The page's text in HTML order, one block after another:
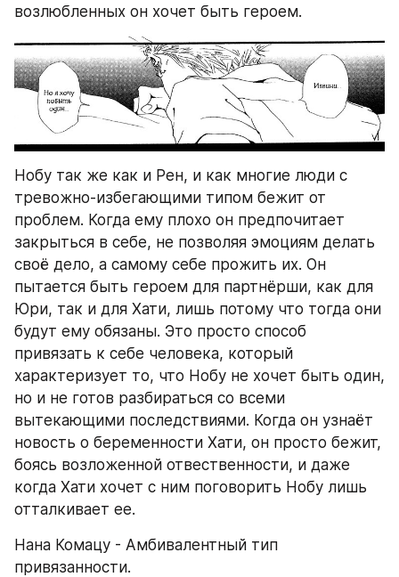
возлюбленных он хочет быть героем.
Нобу так же как и Рен, и как многие люди с
тревожно-избегающими типом бежит от
проблем. Когда ему плохо он предпочитает
закрыться в себе, не позволяя эмоциям делать
своё дело, а самому себе прожить их. Он
пытается быть героем для партнёрши, как для
Юри, так и для Хати, лишь потому что тогда они
будут ему обязаны. Это просто способ
привязать к себе человека, который
характеризует то, что Нобу не хочет быть один,
но и не готов разбираться со всеми
вытекающими последствиями. Когда он узнаёт
новость о беременности Хати, он просто бежит,
боясь возложенной отвественности, и даже
когда Хати хочет с ним поговорить Нобу лишь
отталкивает ее.
Нана Комацу - Амбивалентный тип
привязанности.